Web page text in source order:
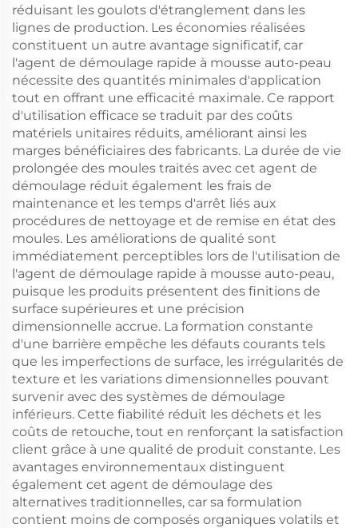
réduisant les goulots d'étranglement dans les
lignes de production. Les économies réalisées
constituent un autre avantage significatif, car
l'agent de démoulage rapide à mousse auto-peau
nécessite des quantités minimales d'application
tout en offrant une efficacité maximale. Ce rapport
d'utilisation efficace se traduit par des coûts
matériels unitaires réduits, améliorant ainsi les
marges bénéficiaires des fabricants. La durée de vie
prolongée des moules traités avec cet agent de
démoulage réduit également les frais de
maintenance et les temps d'arrêt liés aux
procédures de nettoyage et de remise en état des
moules. Les améliorations de qualité sont
immédiatement perceptibles lors de l'utilisation de
l'agent de démoulage rapide à mousse auto-peau,
puisque les produits présentent des finitions de
surface supérieures et une précision
dimensionnelle accrue. La formation constante
d'une barrière empêche les défauts courants tels
que les imperfections de surface, les irrégularités de
texture et les variations dimensionnelles pouvant
survenir avec des systèmes de démoulage
inférieurs. Cette fiabilité réduit les déchets et les
coûts de retouche, tout en renforçant la satisfaction
client grâce à une qualité de produit constante. Les
avantages environnementaux distinguent
également cet agent de démoulage des
alternatives traditionnelles, car sa formulation
contient moins de composés organiques volatils et